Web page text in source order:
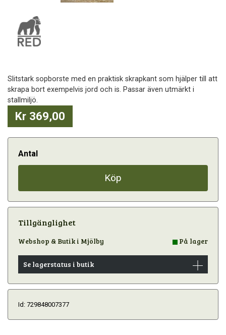
Slitstark sopborste med en praktisk skrapkant som hjälper till att
skrapa bort exempelvis jord och is. Passar även utmärkt i
stallmiljö.
Kr 369,00
Antal
Köp
Tillgänglighet
Webshop & Butik i Mjölby På lager
Se lagerstatus i butik
Id: 729848007377